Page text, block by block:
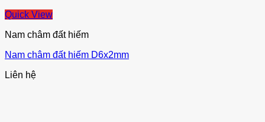
Quick View
Nam châm đất hiếm
Nam châm đất hiếm D6x2mm
Liên hệ